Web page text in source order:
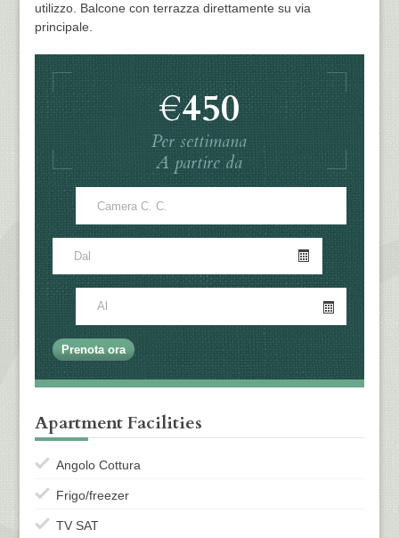
utilizzo. Balcone con terrazza direttamente su via
principale.
€450
Per settimana
A partire da
Apartment Facilities
Angolo Cottura
Frigo/freezer
TV SAT